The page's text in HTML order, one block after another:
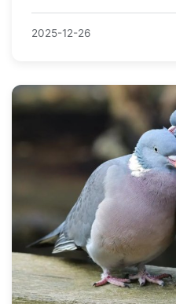
2025-12-26